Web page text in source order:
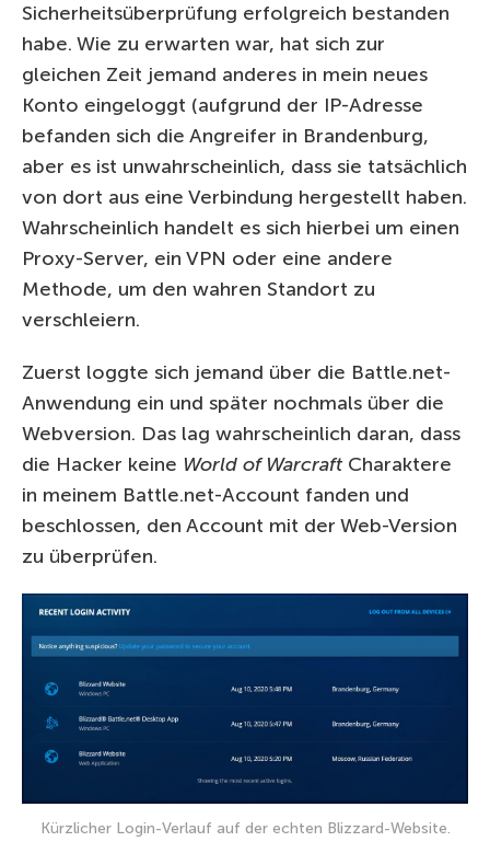
Sicherheitsüberprüfung erfolgreich bestanden
habe. Wie zu erwarten war, hat sich zur
gleichen Zeit jemand anderes in mein neues
Konto eingeloggt (aufgrund der IP-Adresse
befanden sich die Angreifer in Brandenburg,
aber es ist unwahrscheinlich, dass sie tatsächlich
von dort aus eine Verbindung hergestellt haben.
Wahrscheinlich handelt es sich hierbei um einen
Proxy-Server, ein VPN oder eine andere
Methode, um den wahren Standort zu
verschleiern.
Zuerst loggte sich jemand über die Battle.net-
Anwendung ein und später nochmals über die
Webversion. Das lag wahrscheinlich daran, dass
die Hacker keine World of WarcraftCharaktere
in meinem Battle.net-Account fanden und
beschlossen, den Account mit der Web-Version
zu überprüfen.
Kürzlicher Login-Verlauf auf der echten Blizzard-Website.